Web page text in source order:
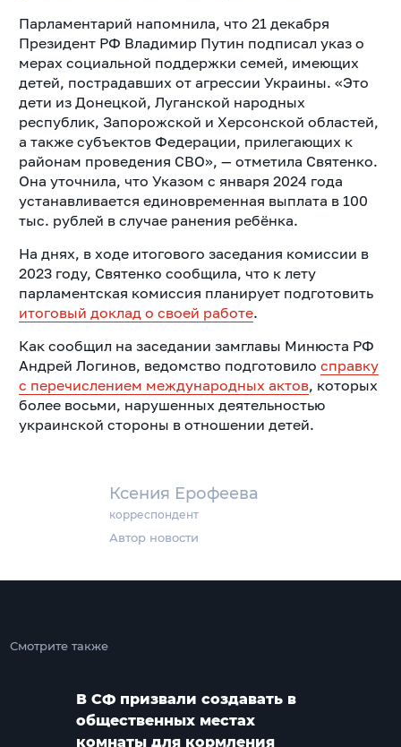
Ксения Ерофеева
корреспондент
Автор новости
Парламентарий напомнила, что 21 декабря
Президент РФ Владимир Путин подписал указ о
мерах социальной поддержки семей, имеющих
детей, пострадавших от агрессии Украины. «Это
дети из Донецкой, Луганской народных
республик, Запорожской и Херсонской областей,
а также субъектов Федерации, прилегающих к
районам проведения СВО», — отметила Святенко.
Она уточнила, что Указом с января 2024 года
устанавливается единовременная выплата в 100
тыс. рублей в случае ранения ребёнка.
На днях, в ходе итогового заседания комиссии в
2023 году, Святенко сообщила, что к лету
парламентская комиссия планирует подготовить
итоговый доклад о своей работе.
Как сообщил на заседании замглавы Минюста РФ
Андрей Логинов, ведомство подготовило справку
с перечислением международных актов, которых
более восьми, нарушенных деятельностью
украинской стороны в отношении детей.
Смотрите также
В СФ призвали создавать в
общественных местах
комнаты для кормления